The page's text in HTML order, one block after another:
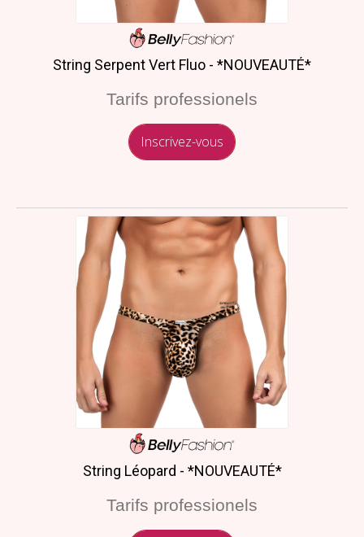
String Serpent Vert Fluo - *NOUVEAUTÉ*
Tarifs professionels
Inscrivez-vous
String Léopard - *NOUVEAUTÉ*
Tarifs professionels